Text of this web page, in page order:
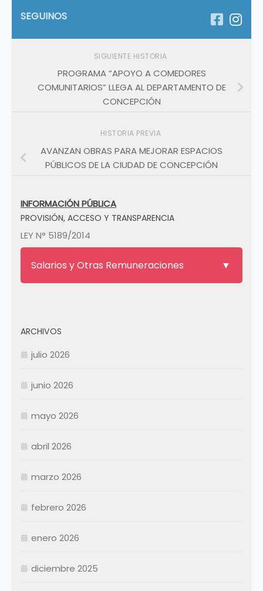
SEGUINOS
SIGUIENTE HISTORIA
PROGRAMA “APOYO A COMEDORES
COMUNITARIOS” LLEGA AL DEPARTAMENTO DE
CONCEPCIÓN
HISTORIA PREVIA
AVANZAN OBRAS PARA MEJORAR ESPACIOS
PÚBLICOS DE LA CIUDAD DE CONCEPCIÓN
INFORMACIÓN PÚBLICA
PROVISIÓN, ACCESO Y TRANSPARENCIA
LEY N° 5189/2014
Salarios y Otras Remuneraciones
Enero
Marzo
Junio
Agosto
Junio
Agosto
ARCHIVOS
julio 2026
junio 2026
mayo 2026
abril 2026
marzo 2026
febrero 2026
enero 2026
diciembre 2025